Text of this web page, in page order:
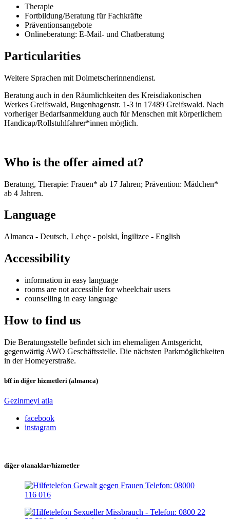
Therapie
Fortbildung/Beratung für Fachkräfte
Präventionsangebote
Onlineberatung: E-Mail- und Chatberatung
Particularities
Weitere Sprachen mit Dolmetscherinnendienst.
Beratung auch in den Räumlichkeiten des Kreisdiakonischen
Werkes Greifswald, Bugenhagenstr. 1-3 in 17489 Greifswald. Nach
vorheriger Bedarfsanmeldung auch für Menschen mit körperlichem
Handicap/Rollstuhlfahrer*innen möglich.
Who is the offer aimed at?
Beratung, Therapie: Frauen* ab 17 Jahren; Prävention: Mädchen*
ab 4 Jahren.
Language
Almanca - Deutsch, Lehçe - polski, İngilizce - English
Accessibility
information in easy language
rooms are not accessible for wheelchair users
counselling in easy language
How to find us
Die Beratungsstelle befindet sich im ehemaligen Amtsgericht,
gegenwärtig AWO Geschäftsstelle. Die nächsten Parkmöglichkeiten
in der Homeyerstraße.
bff in diğer hizmetleri (almanca)
Gezinmeyi atla
facebook
instagram
diğer olanaklar/hizmetler